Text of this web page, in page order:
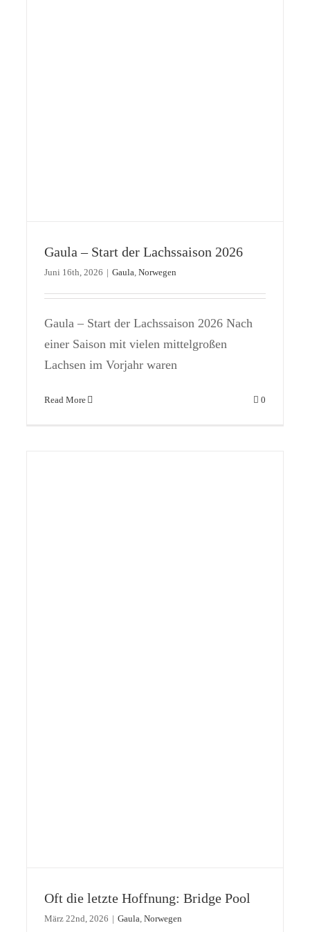
Gaula – Start der Lachssaison 2026
Juni 16th, 2026 | Gaula Norwegen
Gaula – Start der Lachssaison 2026 Nach
einer Saison mit vielen mittelgroßen
Lachsen im Vorjahr waren
Read More 0
Oft die letzte Hoffnung: Bridge Pool
Gaula Norwegen
Oft die letzte Hoffnung: Bridge Pool
März 22nd, 2026 | Gaula Norwegen
der Gaula